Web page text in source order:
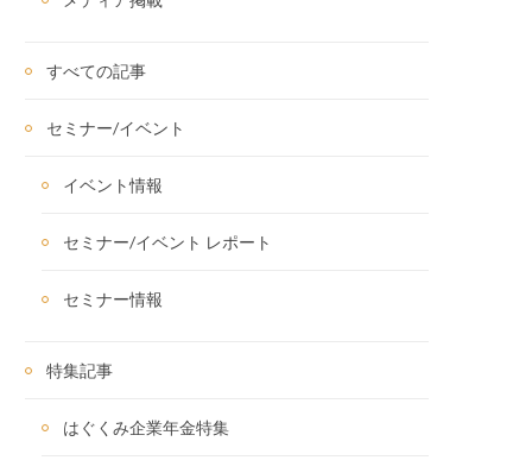
すべての記事
セミナー/イベント
イベント情報
セミナー/イベント レポート
セミナー情報
特集記事
はぐくみ企業年金特集